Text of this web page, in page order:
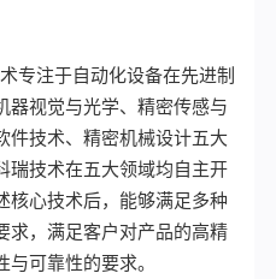
专注于自动化设备在先进制
器视觉与光学、精密传感与
件技术、精密机械设计五大
瑞技术在五大领域均自主开
核心技术后，能够满足多种
求，满足客户对产品的高精
可靠性的要求。